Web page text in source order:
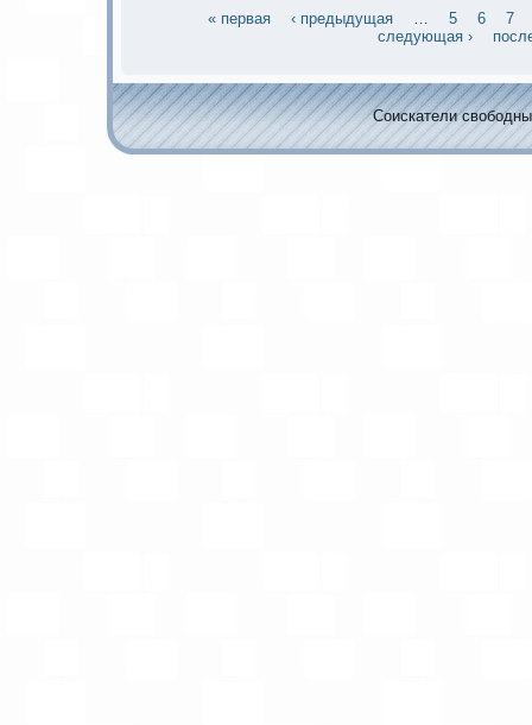
« первая ‹ предыдущая 5 6
7
следующая ›
Соискaтели